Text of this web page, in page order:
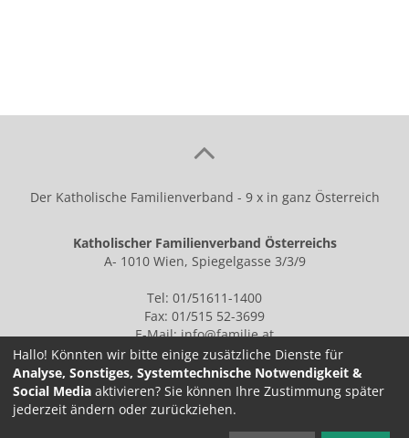
Der Katholische Familienverband - 9 x in ganz Österreich
Katholischer Familienverband Österreichs
A- 1010 Wien, Spiegelgasse 3/3/9
Tel: 01/51611-1400
Fax: 01/515 52-3699
E-Mail:info@familie.at
IMPRESSUM
Hallo! Könnten wir bitte einige zusätzliche Dienste für
Analyse, Sonstiges, Systemtechnische Notwendigkeit &
Social Media aktivieren? Sie können Ihre Zustimmung später
jederzeit ändern oder zurückziehen.